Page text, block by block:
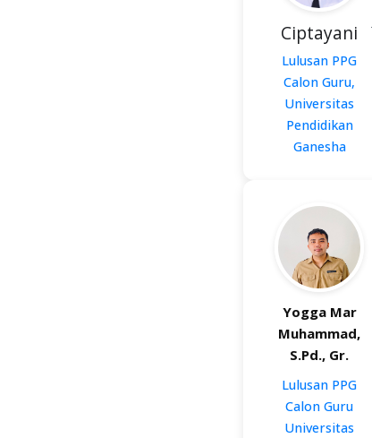
Ciptayani
Lulusan PPG
Calon Guru,
Universitas
Pendidikan
Ganesha
Yogga Mar
Muhammad,
S.Pd., Gr.
Lulusan PPG
Calon Guru
Universitas